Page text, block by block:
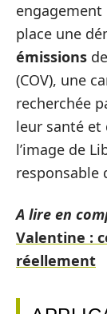
engagement
place une
émissions
(COV), une
recherchée
leur santé et
l’image de
responsable
A lire en
Valentine :
réellement